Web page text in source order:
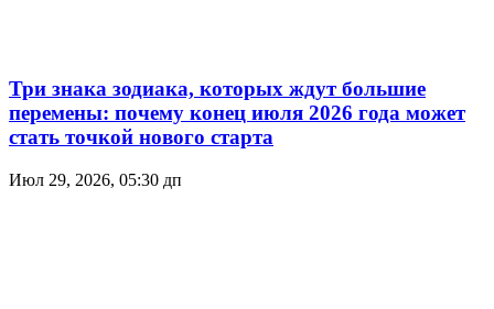
Три знака зодиака, которых ждут большие
перемены: почему конец июля 2026 года может
стать точкой нового старта
Июл 29, 2026, 05:30 дп